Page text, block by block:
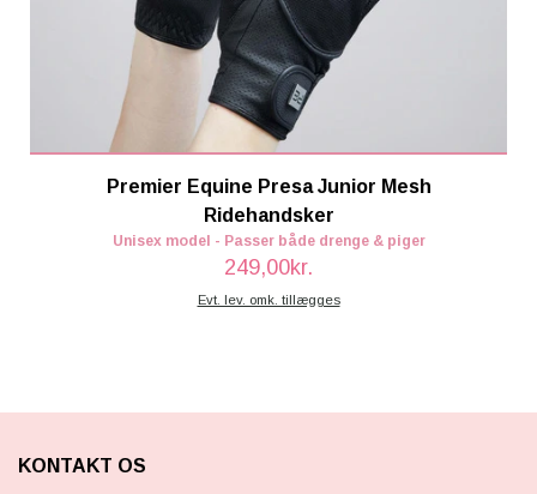
Premier Equine Presa Junior Mesh
Ridehandsker
Unisex model - Passer både drenge & piger
249,00kr.
Evt. lev. omk. tillægges
KONTAKT OS